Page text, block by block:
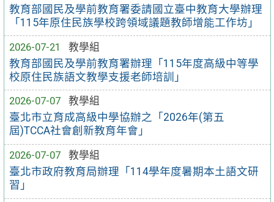
教育部國民及學前教育署委請國立臺中教育大學辦理
「115年原住民族學校跨領域議題教師增能工作坊」
2026-07-21
教學組
教育部國民及學前教育署辦理「115年度高級中等學
校原住民族語文教學支援老師培訓」
2026-07-07
教學組
臺北市立育成高級中學協辦之「2026年(第五
屆)TCCA社會創新教育年會」
2026-07-07
教學組
臺北市政府教育局辦理「114學年度暑期本土語文研
習」